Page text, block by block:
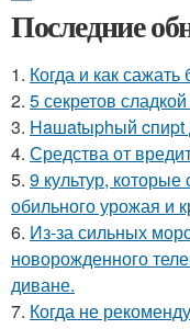
Последние
1. Когда и как сажать
2. 5 секретов
3. Haшatыphый cпиpt
4. Средства от
5. 9 культур,
обильного урожая и
6. Из-за сильных
новорожденного
диване.
7. Когда не